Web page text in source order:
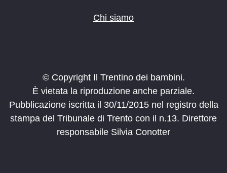
Chi siamo
© Copyright Il Trentino dei bambini.
È vietata la riproduzione anche parziale.
Pubblicazione iscritta il 30/11/2015 nel registro della
stampa del Tribunale di Trento con il n.13. Direttore
responsabile Silvia Conotter